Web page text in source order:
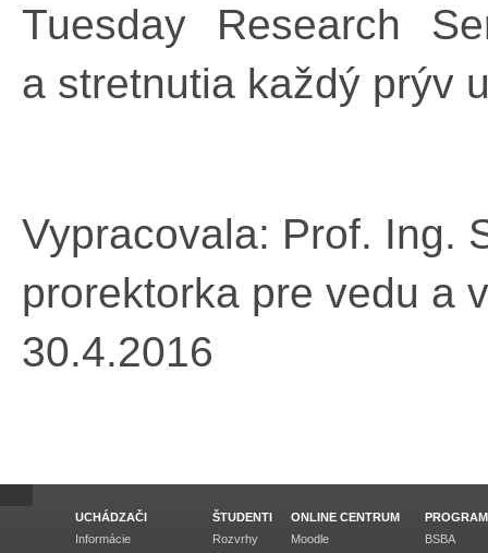
Tuesday Research
a stretnutia každý prýv
Vypracovala: Prof. Ing.
prorektorka pre vedu a
30.4.2016
UCHÁDZAČI ŠTUDENTI ONLINE CENTRUM
Informácie
Rozvrhy Moodle
BSBA